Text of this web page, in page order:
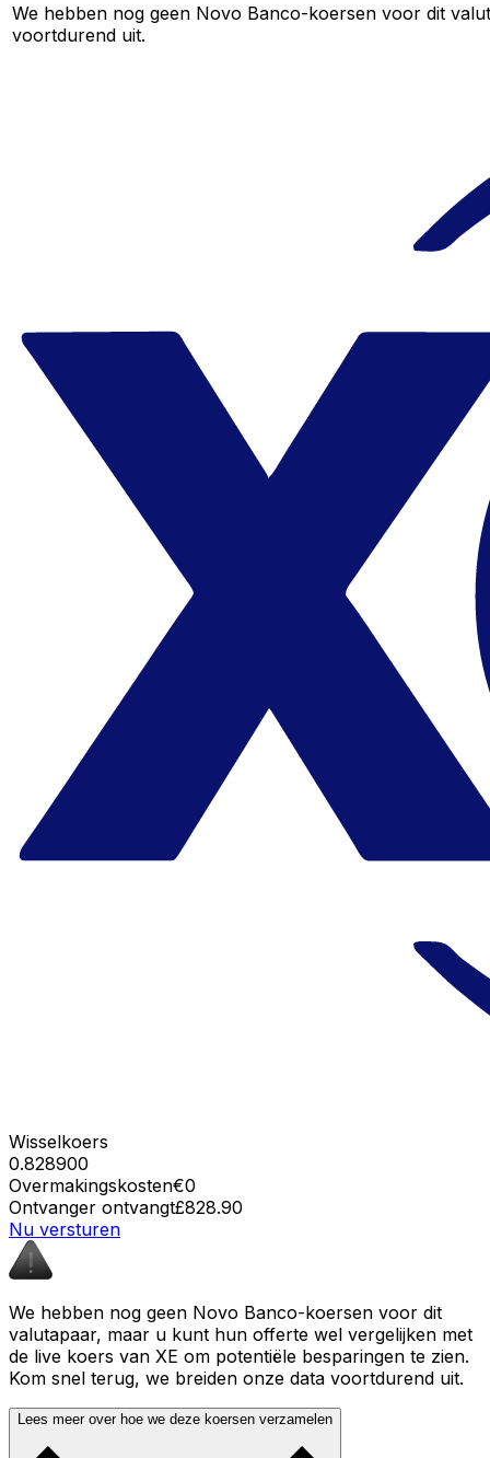
We hebben nog geen Novo Banco-koersen voor dit
voortdurend uit.
Wisselkoers
0.828900
Overmakingskosten€0
Ontvanger ontvangt£828.90
Nu versturen
We hebben nog geen Novo Banco-koersen voor dit
valutapaar, maar u kunt hun offerte wel vergelijken met
de live koers van XE om potentiële besparingen te zien.
Kom snel terug, we breiden onze data voortdurend uit.
Lees meer over hoe we deze koersen verzamelen